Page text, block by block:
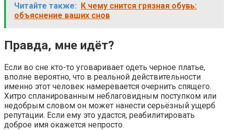
Читайте также: К чему снится грязная обувь:
объяснение ваших снов
Правда, мне идёт?
Если во сне кто-то уговаривает одеть черное платье,
вполне вероятно, что в реальной действительности
именно этот человек намеревается очернить спящего.
Хитро спланированным неблаговидным поступком или
недобрым словом он может нанести серьёзный ущерб
репутации. Если ему это удастся, реабилитировать
доброе имя окажется непросто.